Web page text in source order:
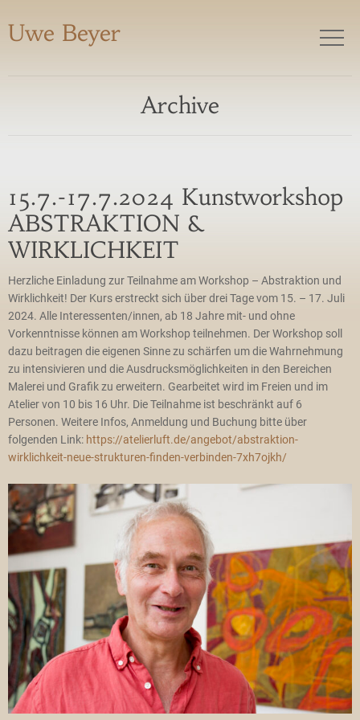
Uwe Beyer
Archive
15.7.-17.7.2024 Kunstworkshop
ABSTRAKTION &
WIRKLICHKEIT
Herzliche Einladung zur Teilnahme am Workshop – Abstraktion und
Wirklichkeit! Der Kurs erstreckt sich über drei Tage vom 15. – 17. Juli
2024. Alle Interessenten/innen, ab 18 Jahre mit- und ohne
Vorkenntnisse können am Workshop teilnehmen. Der Workshop soll
dazu beitragen die eigenen Sinne zu schärfen um die Wahrnehmung
zu intensivieren und die Ausdrucksmöglichkeiten in den Bereichen
Malerei und Grafik zu erweitern. Gearbeitet wird im Freien und im
Atelier von 10 bis 16 Uhr. Die Teilnahme ist beschränkt auf 6
Personen. Weitere Infos, Anmeldung und Buchung bitte über
folgenden Link: https://atelierluft.de/angebot/abstraktion-
wirklichkeit-neue-strukturen-finden-verbinden-7xh7ojkh/